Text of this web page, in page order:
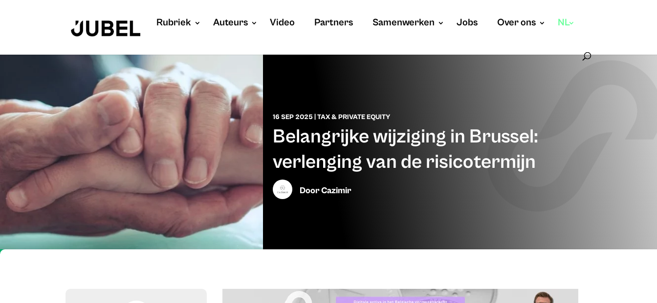
Rubriek Auteurs Video Partners Samenwerken Jobs Over ons NL
16 SEP 2025| TAX & PRIVATE EQUITY
Belangrijke wijziging in Brussel:
verlenging van de risicotermijn
DoorCazimir